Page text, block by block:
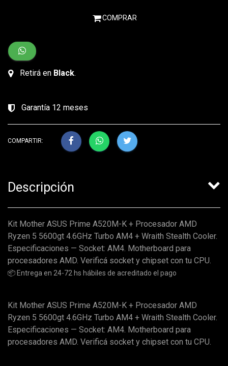
COMPRAR
Retirá en Black.
Garantía 12 meses
COMPARTIR:
Descripción
Kit Mother ASUS Prime A520M-K + Procesador AMD
Ryzen 5 5600gt 4.6GHz Turbo AM4 + Wraith Stealth Cooler.
Especificaciones — Socket: AM4. Motherboard para
procesadores AMD. Verificá socket y chipset con tu CPU.
📦 Entrega en 24-72 hs hábiles de acreditado el pago
Kit Mother ASUS Prime A520M-K + Procesador AMD
Ryzen 5 5600gt 4.6GHz Turbo AM4 + Wraith Stealth Cooler.
Especificaciones — Socket: AM4. Motherboard para
procesadores AMD. Verificá socket y chipset con tu CPU.